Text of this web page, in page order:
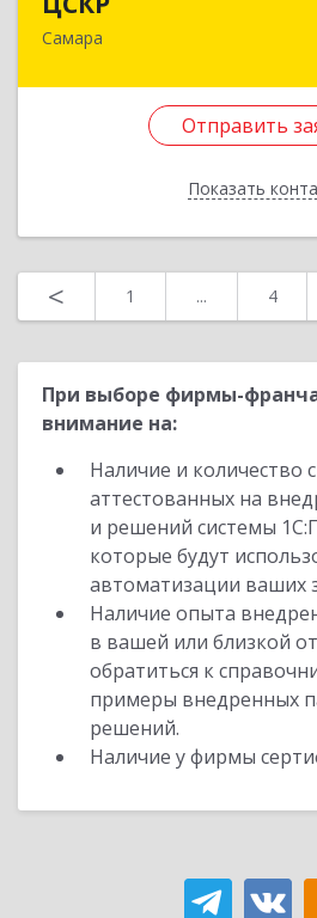
Самара
Отправить
Показать
443124, Самарская обл,
Отправить
Назад
< 1 ... 4
При выборе фирмы-
внимание на:
Наличие и количество
аттестованных на
и решений системы
которые будут
автоматизации ваших
Наличие опыта
в вашей или близкой
обратиться к
примеры внедренных
решений.
Наличие у фирмы